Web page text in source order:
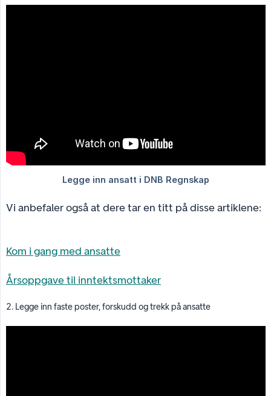
Vi anbefaler også at dere tar en titt på disse artiklene:
Kom i gang med ansatte
Årsoppgave til inntektsmottaker
2. Legge inn faste poster, forskudd og trekk på ansatte